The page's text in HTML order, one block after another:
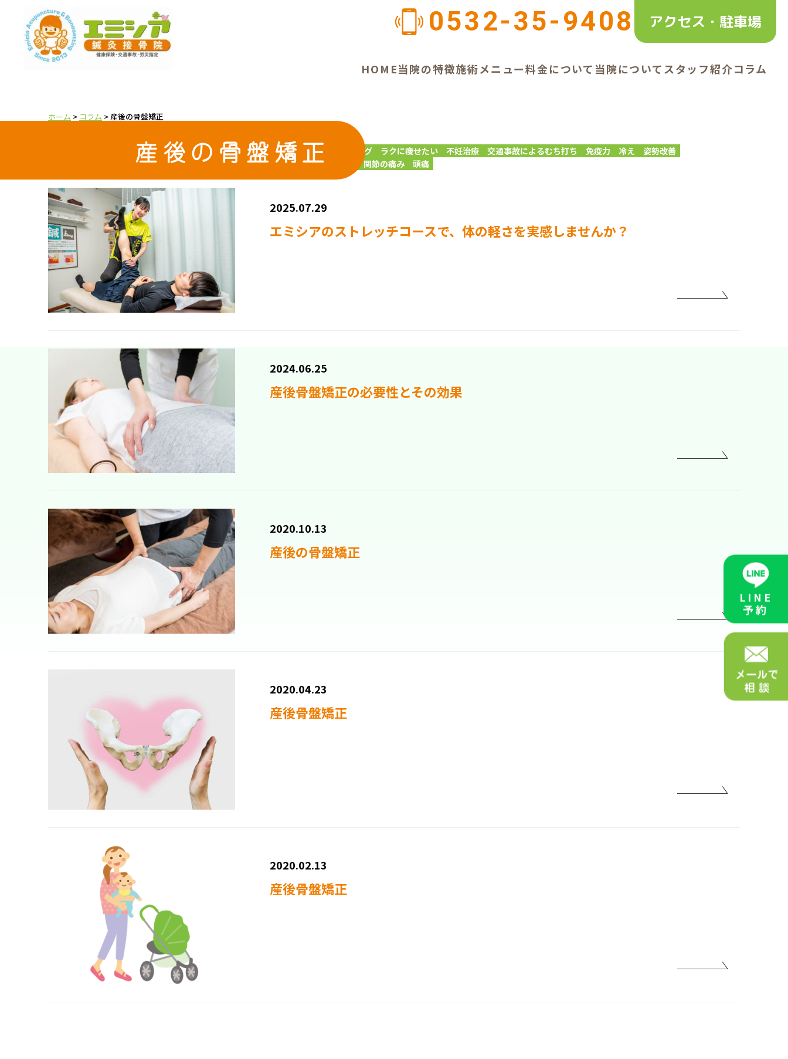
LINE
予約
0532-35-9408 アクセス・駐車場
HOME当院の特徴施術メニュー料金について 当院についてスタッフ紹介コラム
産後の骨盤矯正
ホーム > コラム > 産後の骨盤矯正
インナーマッスルを鍛えたい コラム スポーツ障害 ファイテン ブログ ラクに痩せたい 不妊治療 交通事故によるむち打ち 免疫力 冷え
姿勢改善
未分類 産後の骨盤矯正 目の疲れ 肩こり 腰痛・ぎっくり腰 関節の痛み 頭痛
2025.07.29
エミシアのストレッチコースで、体の軽さを実感しませんか？
2024.06.25
産後骨盤矯正の必要性とその効果
2020.10.13
産後の骨盤矯正
2020.04.23
産後骨盤矯正
2020.02.13
産後骨盤矯正